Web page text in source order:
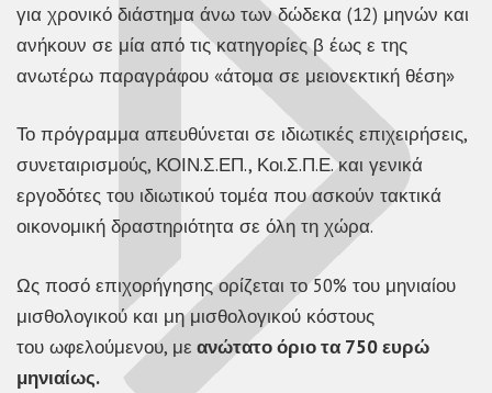
για χρονικό διάστημα άνω των δώδεκα (12) μηνών και
ανήκουν σε μία από τις κατηγορίες β έως ε της
ανωτέρω παραγράφου «άτομα σε μειονεκτική θέση»
Το πρόγραμμα απευθύνεται σε ιδιωτικές επιχειρήσεις,
συνεταιρισμούς, ΚΟΙΝ.Σ.ΕΠ., Κοι.Σ.Π.Ε. και γενικά
εργοδότες του ιδιωτικού τομέα που ασκούν τακτικά
οικονομική δραστηριότητα σε όλη τη χώρα.
Ως ποσό επιχορήγησης ορίζεται το 50% του μηνιαίου
μισθολογικού και μη μισθολογικού κόστους
του ωφελούμενου, με ανώτατο όριο τα 750 ευρώ
μηνιαίως.